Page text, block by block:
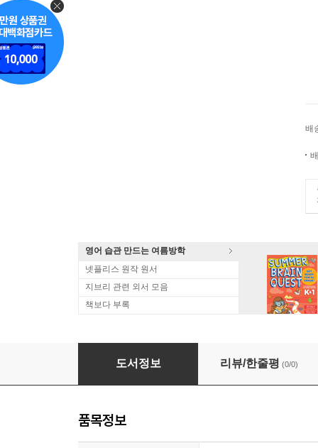
배
영어 습관 만드는 여름방학
넷플리스 원작 원서
지브리 관련 외서 모음
책보다 부록
英語攻略の「天敵」
도서정보 리뷰/한줄평 (0/0)
품목정보